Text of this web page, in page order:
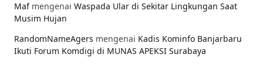
Mafmengenai Waspada Ular di Sekitar Lingkungan Saat
Musim Hujan
RandomNameAgers mengenai Kadis Kominfo Banjarbaru
Ikuti Forum Komdigi di MUNAS APEKSI Surabaya